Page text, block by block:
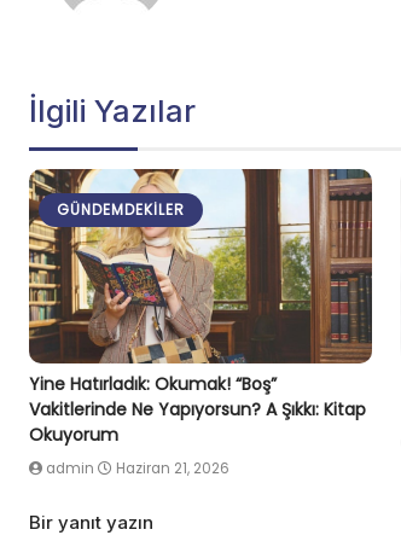
İlgili Yazılar
GÜNDEMDEKILER
Yine Hatırladık: Okumak! “Boş”
Vakitlerinde Ne Yapıyorsun? A Şıkkı: Kitap
Okuyorum
admin Haziran 21, 2026
Bir yanıt yazın